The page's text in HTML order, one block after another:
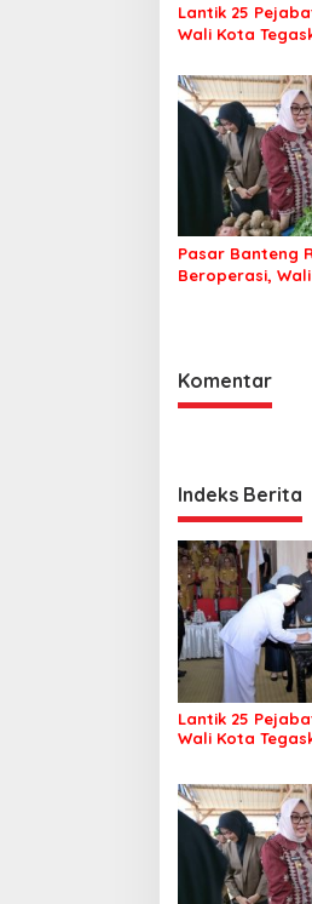
Lantik 25
Wali Kota
Layani
Pasar Banteng
Beroperasi,
Komentar
Indeks Berita
Lantik 25
Wali Kota